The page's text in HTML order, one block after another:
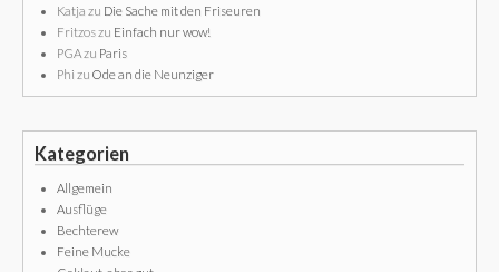
Katja zu Die Sache mit den Friseuren
Fritzoszu Einfach nur wow!
PGAzu Paris
Phi zu Ode an die Neunziger
Kategorien
Allgemein
Ausflüge
Bechterew
Feine Mucke